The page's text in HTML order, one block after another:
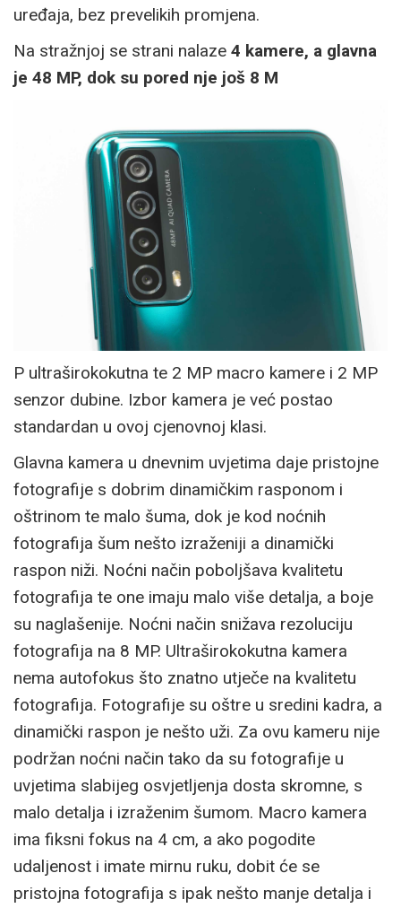
uređaja, bez prevelikih promjena.
Na stražnjoj se strani nalaze 4 kamere, a glavna
je 48 MP, dok su pored nje još 8 M
P ultraširokokutna te 2 MP macro kamere i 2 MP
senzor dubine. Izbor kamera je već postao
standardan u ovoj cjenovnoj klasi.
Glavna kamera u dnevnim uvjetima daje pristojne
fotografije s dobrim dinamičkim rasponom i
oštrinom te malo šuma, dok je kod noćnih
fotografija šum nešto izraženiji a dinamički
raspon niži. Noćni način poboljšava kvalitetu
fotografija te one imaju malo više detalja, a boje
su naglašenije. Noćni način snižava rezoluciju
fotografija na 8 MP. Ultraširokokutna kamera
nema autofokus što znatno utječe na kvalitetu
fotografija. Fotografije su oštre u sredini kadra, a
dinamički raspon je nešto uži. Za ovu kameru nije
podržan noćni način tako da su fotografije u
uvjetima slabijeg osvjetljenja dosta skromne, s
malo detalja i izraženim šumom. Macro kamera
ima fiksni fokus na 4 cm, a ako pogodite
udaljenost i imate mirnu ruku, dobit će se
pristojna fotografija s ipak nešto manje detalja i